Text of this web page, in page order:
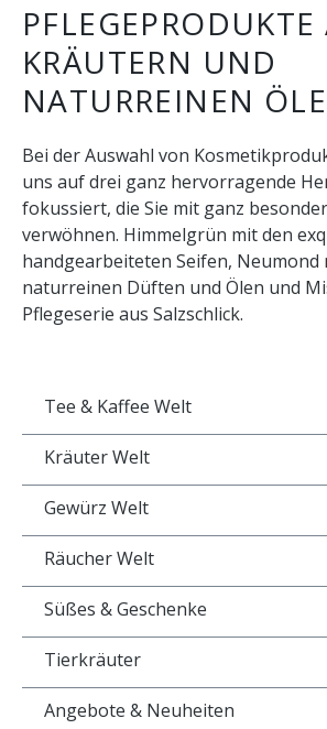
PFLEGEPRODUKTE
KRÄUTERN UND
NATURREINEN
Bei der Auswahl von
uns auf drei ganz hervorragende
fokussiert, die Sie mit ganz
verwöhnen. Himmelgrün mit den
handgearbeiteten Seifen, Neumond
naturreinen Düften und Ölen und
Pflegeserie aus Salzschlick.
Tee & Kaffee Welt
Kräuter Welt
Gewürz Welt
Räucher Welt
Süßes & Geschenke
Tierkräuter
Angebote & Neuheiten